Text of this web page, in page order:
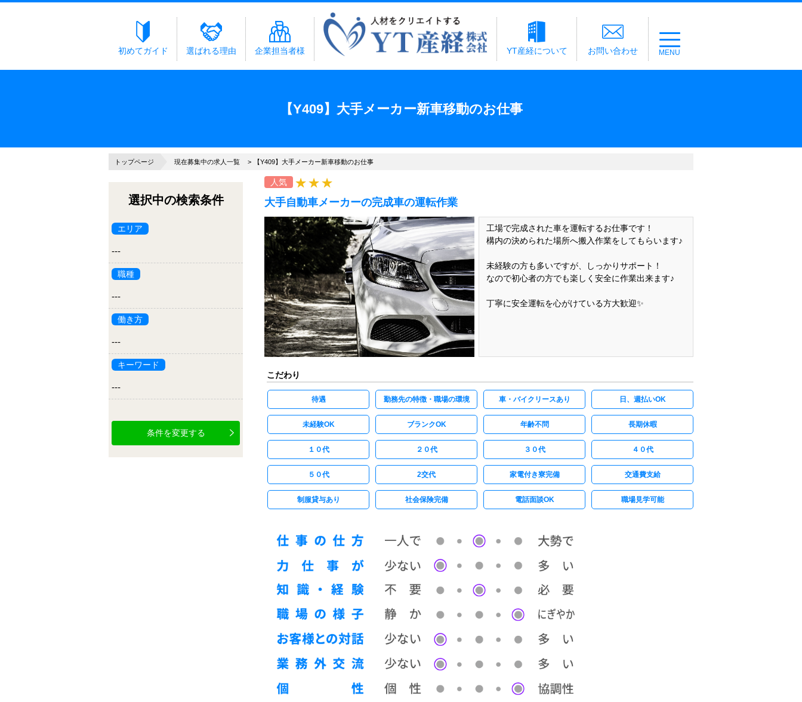
初めてガイド 選ばれる理由 企業担当者様 YT産経について お問い合わせ
【Y409】大手メーカー新車移動のお仕事
トップページ 現在募集中の求人一覧 【Y409】大手メーカー新車移動のお仕事
選択中の検索条件
エリア
---
職種
---
働き方
---
キーワード
---
条件を変更する
人気
大手自動車メーカーの完成車の運転作業
工場で完成された車を運転するお仕事です！
構内の決められた場所へ搬入作業をしてもらいます♪
未経験の方も多いですが、しっかりサポート！
なので初心者の方でも楽しく安全に作業出来ます♪
丁寧に安全運転を心がけている方大歓迎✨
こだわり
待遇 勤務先の特徴・職場の環境 車・バイクリースあり 日、週払いOK
未経験OK ブランクOK 年齢不問 長期休暇
１０代 ２０代 ３０代 ４０代
５０代 2交代 家電付き寮完備 交通費支給
制服貸与あり 社会保険完備 電話面談OK 職場見学可能